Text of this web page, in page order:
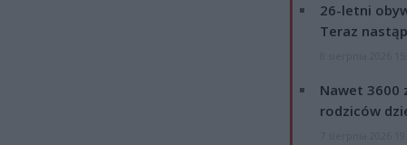
26-letni
Teraz
Nawet 3600
rodziców